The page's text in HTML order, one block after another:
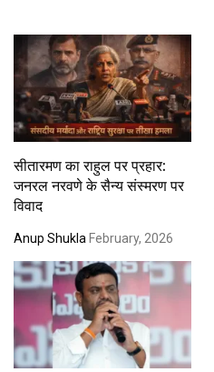
सीतारमण का राहुल पर प्रहार:
जनरल नरवणे के सैन्य संस्मरण पर
विवाद
Anup Shukla February, 2026